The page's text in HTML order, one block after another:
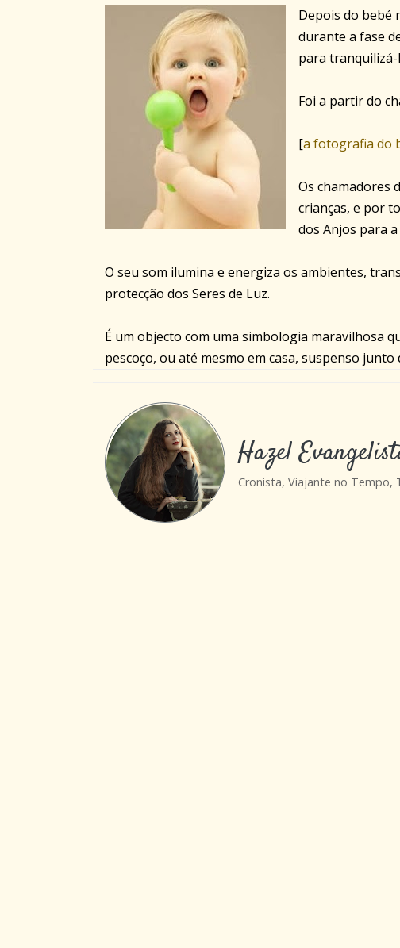
Depois do bebé
durante a fase
para
Foi a partir do
[a fotografia do
Os chamadores
crianças, e por
dos Anjos para a
O seu som ilumina e energiza os ambientes,
protecção dos Seres de Luz.
É um objecto com uma simbologia maravilhosa
pescoço, ou até mesmo em casa, suspenso junto
Hazel
Cronista, Viajante no Tempo,